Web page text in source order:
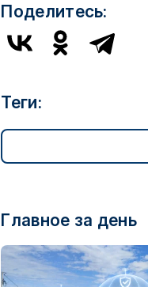
Поделитесь:
Теги:
Главное за день